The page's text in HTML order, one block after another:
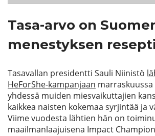
Tasa-arvo on
menestyksen resepti
Tasavallan presidentti Sauli Niinistö
HeForShe-kampanjaan
yhdessä muiden miesvaikuttajien
kaikkea naisten kokemaa syrjintää ja
Viime vuodesta lähtien hän on
maailmanlaajuisena Impact